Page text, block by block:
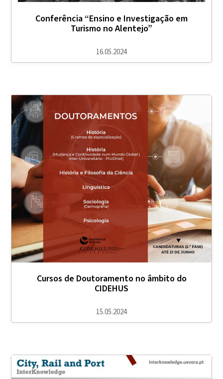
Conferência “Ensino e Investigação em
Turismo no Alentejo”
16.05.2024
Cursos de Doutoramento no âmbito do
CIDEHUS
15.05.2024